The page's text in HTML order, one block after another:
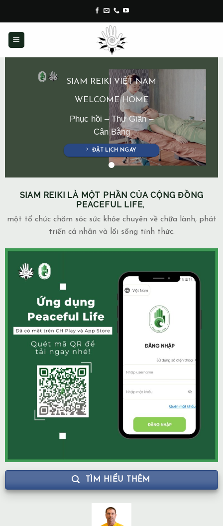
content
SIAM REIKI VIỆT NAM
WELCOME HOME
Phục hồi – Thư Giãn –
Cân Bằng
ĐẶT LỊCH NGAY
SIAM REIKI LÀ MỘT PHẦN CỦA CỘNG ĐỒNG
PEACEFUL LIFE,
một tổ chức chăm sóc sức khỏe chuyên về chữa lành, phát
triển cá nhân và lối sống tỉnh thức.
TÌM HIỂU THÊM